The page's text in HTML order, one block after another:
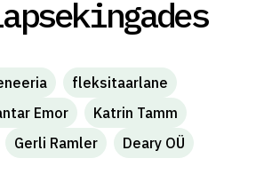
fleksitaarlane
Emor
Katrin Tamm
Gerli Ramler
Deary OÜ